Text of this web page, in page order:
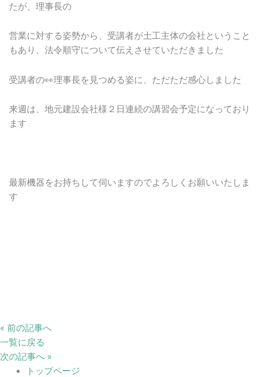
たが、理事長の
営業に対する姿勢から、受講者が土工主体の会社ということ
もあり、法令順守について伝えさせていただきました
受講者の👀理事長を見つめる姿に、ただただ感心しました
来週は、地元建設会社様２日連続の講習会予定になっており
ます
最新機器をお持ちして伺いますのでよろしくお願いいたしま
す
« 前の記事へ
一覧に戻る
次の記事へ »
トップページ